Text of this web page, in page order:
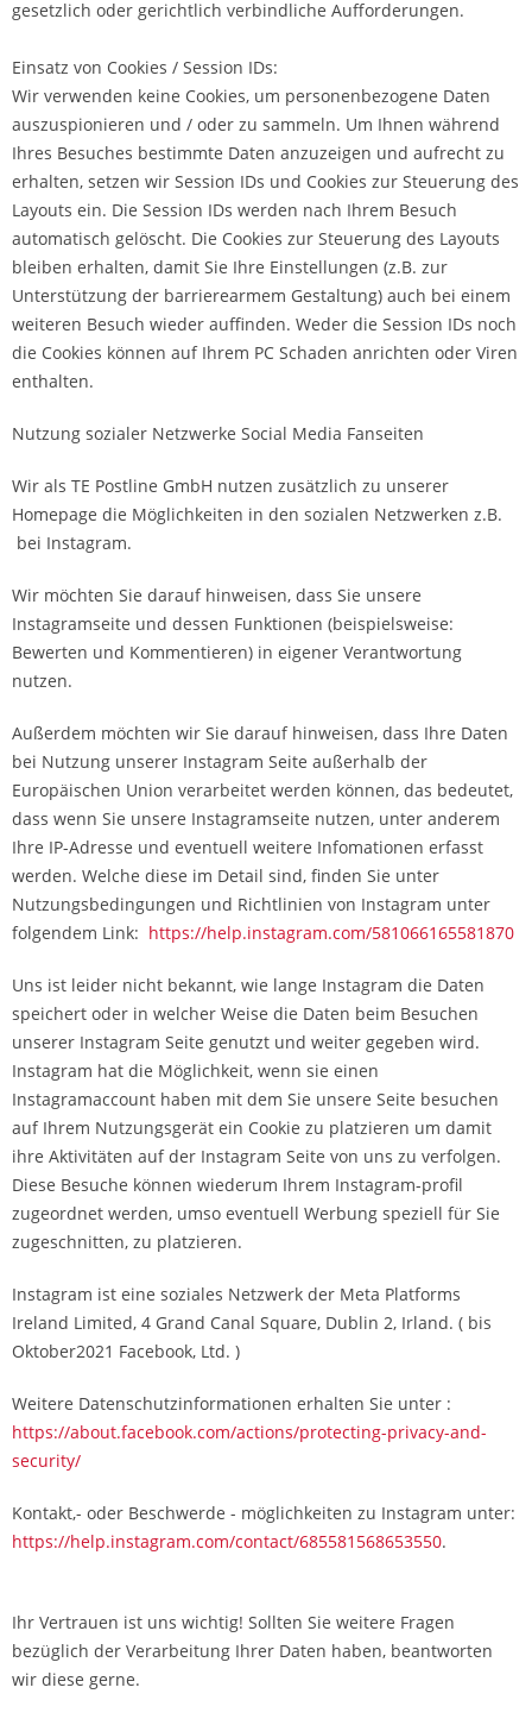
gesetzlich oder gerichtlich verbindliche Aufforderungen.
Einsatz von Cookies / Session IDs:
Wir verwenden keine Cookies, um personenbezogene Daten
auszuspionieren und / oder zu sammeln. Um Ihnen während
Ihres Besuches bestimmte Daten anzuzeigen und aufrecht zu
erhalten, setzen wir Session IDs und Cookies zur Steuerung des
Layouts ein. Die Session IDs werden nach Ihrem Besuch
automatisch gelöscht. Die Cookies zur Steuerung des Layouts
bleiben erhalten, damit Sie Ihre Einstellungen (z.B. zur
Unterstützung der barrierearmem Gestaltung) auch bei einem
weiteren Besuch wieder auffinden. Weder die Session IDs noch
die Cookies können auf Ihrem PC Schaden anrichten oder Viren
enthalten.
Nutzung sozialer Netzwerke Social Media Fanseiten
Wir als TE Postline GmbH nutzen zusätzlich zu unserer
Homepage die Möglichkeiten in den sozialen Netzwerken z.B.
bei Instagram.
Wir möchten Sie darauf hinweisen, dass Sie unsere
Instagramseite und dessen Funktionen (beispielsweise:
Bewerten und Kommentieren) in eigener Verantwortung
nutzen.
Außerdem möchten wir Sie darauf hinweisen, dass Ihre Daten
bei Nutzung unserer Instagram Seite außerhalb der
Europäischen Union verarbeitet werden können, das bedeutet,
dass wenn Sie unsere Instagramseite nutzen, unter anderem
Ihre IP-Adresse und eventuell weitere Infomationen erfasst
werden. Welche diese im Detail sind, finden Sie unter
Nutzungsbedingungen und Richtlinien von Instagram unter
folgendem Link: https://help.instagram.com/581066165581870
Uns ist leider nicht bekannt, wie lange Instagram die Daten
speichert oder in welcher Weise die Daten beim Besuchen
unserer Instagram Seite genutzt und weiter gegeben wird.
Instagram hat die Möglichkeit, wenn sie einen
Instagramaccount haben mit dem Sie unsere Seite besuchen
auf Ihrem Nutzungsgerät ein Cookie zu platzieren um damit
ihre Aktivitäten auf der Instagram Seite von uns zu verfolgen.
Diese Besuche können wiederum Ihrem Instagram-profil
zugeordnet werden, umso eventuell Werbung speziell für Sie
zugeschnitten, zu platzieren.
Instagram ist eine soziales Netzwerk der Meta Platforms
Ireland Limited, 4 Grand Canal Square, Dublin 2, Irland. ( bis
Oktober2021 Facebook, Ltd. )
Weitere Datenschutzinformationen erhalten Sie unter :
https://about.facebook.com/actions/protecting-privacy-and-
security/
Kontakt,- oder Beschwerde - möglichkeiten zu Instagram unter:
https://help.instagram.com/contact/685581568653550.
Ihr Vertrauen ist uns wichtig! Sollten Sie weitere Fragen
bezüglich der Verarbeitung Ihrer Daten haben, beantworten
wir diese gerne.